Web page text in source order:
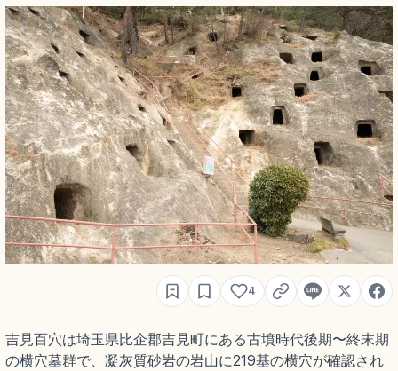
4
吉見百穴は埼玉県比企郡吉見町にある古墳時代後期〜終末期
の横穴墓群で、凝灰質砂岩の岩山に219基の横穴が確認され